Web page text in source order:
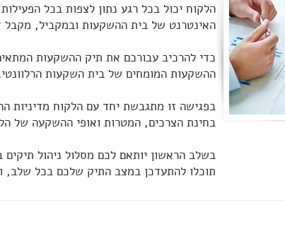
הלקוח יכול בכל רגע נתון לצפות בכל
האינטרנט של בית ההשקעות ובמקביל, מקבל
כדי להרכיב עבורכם את תיק ההשקעות
ההשקעות המומחים של בית השקעות
בפגישה זו מתגבשת יחד עם הלקוח
בחינת הצרכים, המטרות ואופי ההשקעה של
בשלב הראשון יותאם לכם מסלול ניהול
תוכלו להתעדכן במצב התיק שלכם בכל